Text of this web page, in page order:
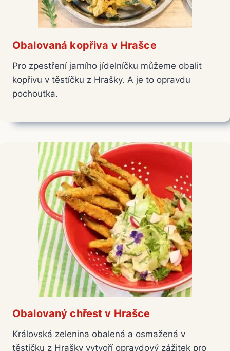
Obalovaná kopřiva v Hrašce
Pro zpestření jarního jídelníčku můžeme obalit
kopřivu v těstíčku z Hrašky. A je to opravdu
pochoutka.
Obalovaný chřest v Hrašce
Královská zelenina obalená a osmažená v
těstíčku z Hrašky vytvoří opravdový zážitek pro